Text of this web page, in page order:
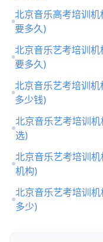
北京音乐高考培训
要多久)
北京音乐艺考培训
要多久)
北京音乐艺考培训
多少钱)
北京音乐艺考培训
选)
北京音乐艺考培训
机构)
北京音乐艺考培训
多少)